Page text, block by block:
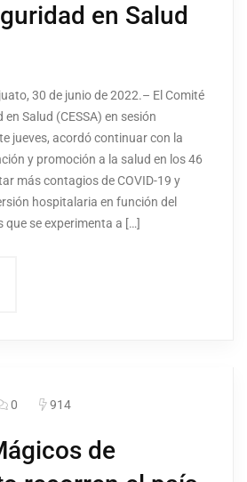
en Salud
30 de junio de 2022.– El Comité
Salud (CESSA) en sesión
jueves, acordó continuar con la
y promoción a la salud en los 46
más contagios de COVID-19 y
hospitalaria en función del
que se experimenta a […]
0 914
de